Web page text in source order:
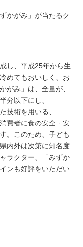
かがみ」が当たるク
し、平成25年から生
めてもおいしく、お
がみ」は、全量が、
分以下にし、
技術を用いる、
費者に食の安全・安
。このため、子ども
内外は次第に知名度
ラクター、「みずか
ンも好評をいただい